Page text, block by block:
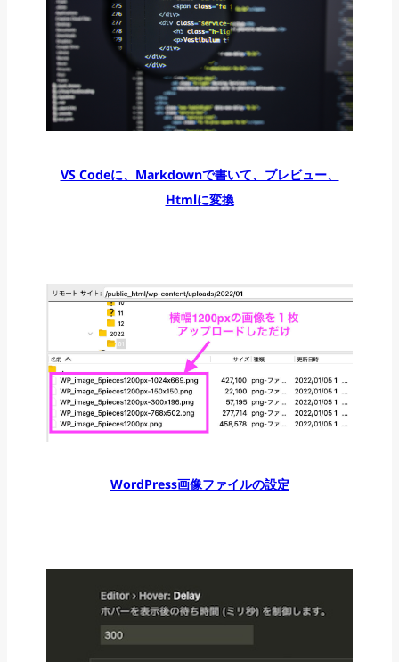
VS Codeに、Markdownで書いて、プレビュー、
Htmlに変換
WordPress画像ファイルの設定